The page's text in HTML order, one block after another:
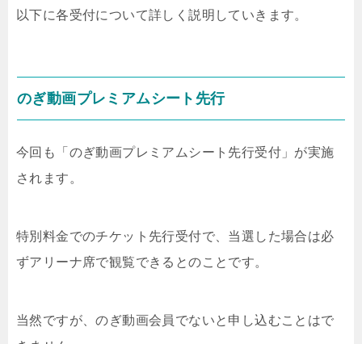
以下に各受付について詳しく説明していきます。
のぎ動画プレミアムシート先行
今回も「のぎ動画プレミアムシート先行受付」が実施
されます。
特別料金でのチケット先行受付で、当選した場合は必
ずアリーナ席で観覧できるとのことです。
当然ですが、のぎ動画会員でないと申し込むことはで